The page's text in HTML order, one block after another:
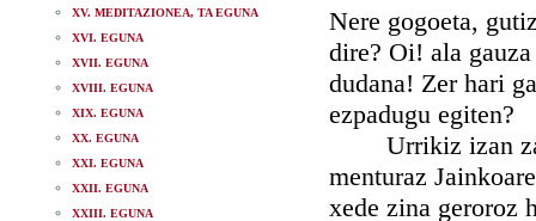
XV. MEDITAZIONEA, TA EGUNA
XVI. EGUNA
XVII. EGUNA
XVIII. EGUNA
XIX. EGUNA
XX. EGUNA
XXI. EGUNA
XXII. EGUNA
XXIII. EGUNA
Nere gogoeta,
dire? Oi! ala
dudana! Zer hari
ezpadugu egiten?
Urrikiz izan
menturaz
xede zina geroroz